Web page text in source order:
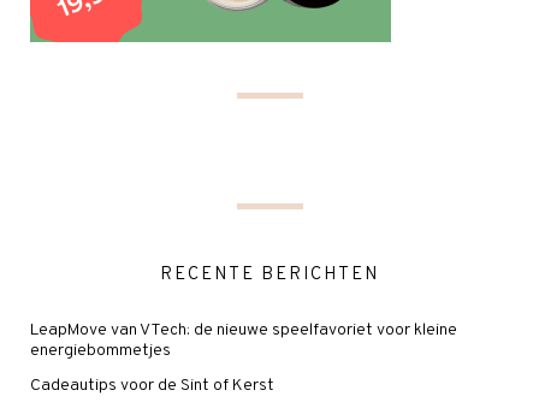
RECENTE BERICHTEN
LeapMove van VTech: de nieuwe speelfavoriet voor kleine
energiebommetjes
Cadeautips voor de Sint of Kerst